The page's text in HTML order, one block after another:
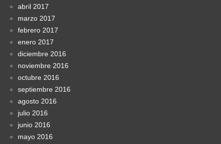
abril 2017
marzo 2017
febrero 2017
enero 2017
diciembre 2016
noviembre 2016
octubre 2016
septiembre 2016
agosto 2016
julio 2016
junio 2016
mayo 2016